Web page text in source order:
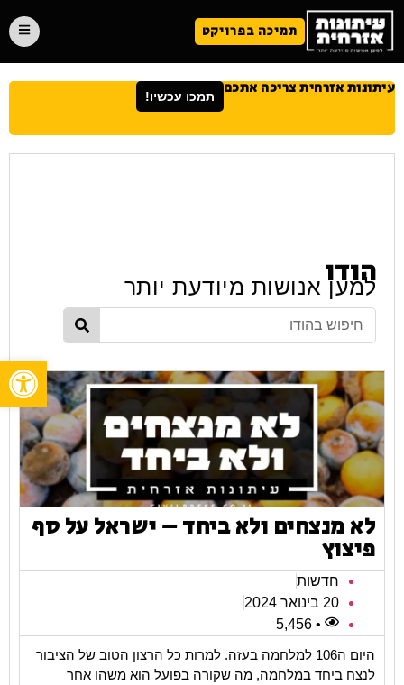
תמיכה בפרויקט
עיתונות אזרחית צריכה אתכם תמכו עכשיו!
הודו
למען אנושות מיודעת יותר
לא מנצחים ולא ביחד – ישראל על סף
פיצוץ
חדשות
20 בינואר 2024
• 5,456
היום ה106 למלחמה בעזה. למרות כל הרצון הטוב של הציבור
לנצח ביחד במלחמה, מה שקורה בפועל הוא משהו אחר